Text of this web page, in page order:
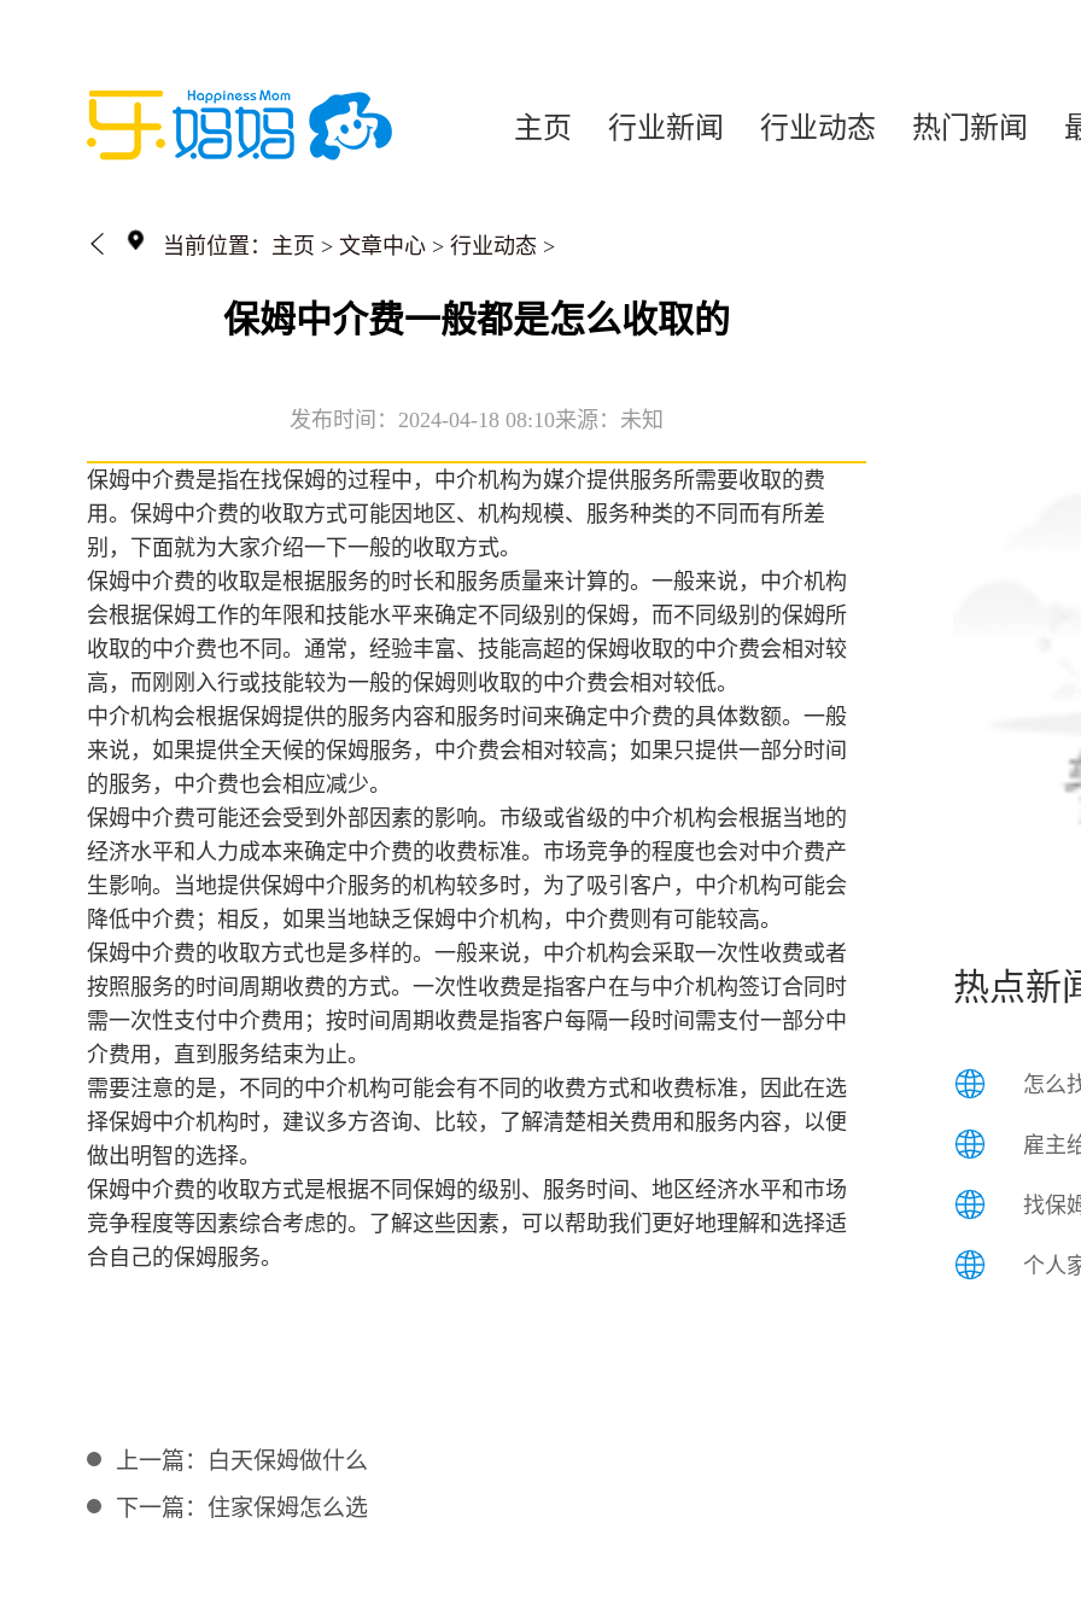
主页 行业新闻 行业动态 热门新闻
当前位置： 主页 > 文章中心 > 行业动态 >
保姆中介费一般都是怎么收取的
发布时间：2024-04-18 08:10来源：未知
保姆中介费是指在找保姆的过程中，中介机构为媒介提供服务所需要收取的费
用。保姆中介费的收取方式可能因地区、机构规模、服务种类的不同而有所差
别，下面就为大家介绍一下一般的收取方式。
保姆中介费的收取是根据服务的时长和服务质量来计算的。一般来说，中介机构
会根据保姆工作的年限和技能水平来确定不同级别的保姆，而不同级别的保姆所
收取的中介费也不同。通常，经验丰富、技能高超的保姆收取的中介费会相对较
高，而刚刚入行或技能较为一般的保姆则收取的中介费会相对较低。
中介机构会根据保姆提供的服务内容和服务时间来确定中介费的具体数额。一般
来说，如果提供全天候的保姆服务，中介费会相对较高；如果只提供一部分时间
的服务，中介费也会相应减少。
保姆中介费可能还会受到外部因素的影响。市级或省级的中介机构会根据当地的
经济水平和人力成本来确定中介费的收费标准。市场竞争的程度也会对中介费产
生影响。当地提供保姆中介服务的机构较多时，为了吸引客户，中介机构可能会
降低中介费；相反，如果当地缺乏保姆中介机构，中介费则有可能较高。
保姆中介费的收取方式也是多样的。一般来说，中介机构会采取一次性收费或者
按照服务的时间周期收费的方式。一次性收费是指客户在与中介机构签订合同时
需一次性支付中介费用；按时间周期收费是指客户每隔一段时间需支付一部分中
介费用，直到服务结束为止。
需要注意的是，不同的中介机构可能会有不同的收费方式和收费标准，因此在选
择保姆中介机构时，建议多方咨询、比较，了解清楚相关费用和服务内容，以便
做出明智的选择。
保姆中介费的收取方式是根据不同保姆的级别、服务时间、地区经济水平和市场
竞争程度等因素综合考虑的。了解这些因素，可以帮助我们更好地理解和选择适
合自己的保姆服务。
上一篇： 白天保姆做什么
下一篇： 住家保姆怎么选
热点新
怎么
雇主
找保
个人